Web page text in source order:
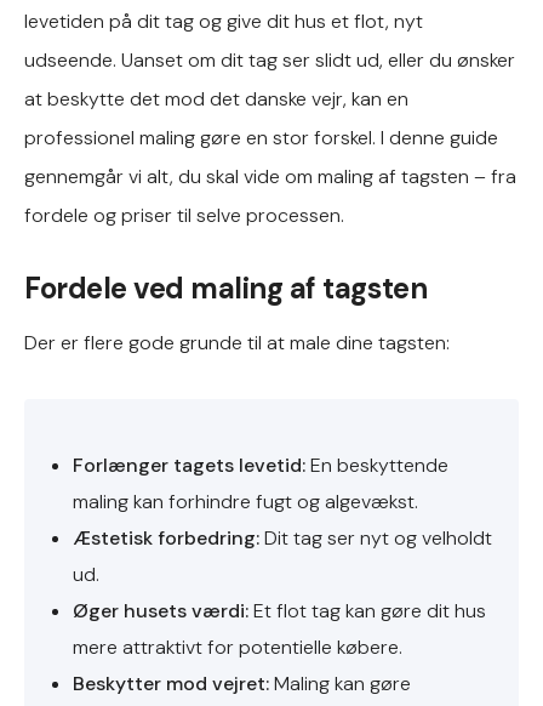
levetiden på dit tag og give dit hus et flot, nyt
udseende. Uanset om dit tag ser slidt ud, eller du ønsker
at beskytte det mod det danske vejr, kan en
professionel maling gøre en stor forskel. I denne guide
gennemgår vi alt, du skal vide om maling af tagsten – fra
fordele og priser til selve processen.
Fordele ved maling af tagsten
Der er flere gode grunde til at male dine tagsten:
Forlænger tagets levetid:En beskyttende
maling kan forhindre fugt og algevækst.
Æstetisk forbedring:Dit tag ser nyt og velholdt
ud.
Øger husets værdi:Et flot tag kan gøre dit hus
mere attraktivt for potentielle købere.
Beskytter mod vejret:Maling kan gøre